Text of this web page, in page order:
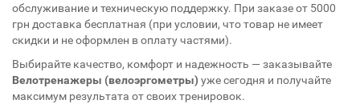
обслуживание и техническую поддержку. При заказе от 5000
грн доставка бесплатная (при условии, что товар не имеет
скидки и не оформлен в оплату частями).
Выбирайте качество, комфорт и надежность — заказывайте
Велотренажеры (велоэргометры) уже сегодня и получайте
максимум результата от своих тренировок.